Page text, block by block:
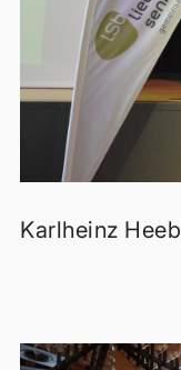
Karlheinz Heeb